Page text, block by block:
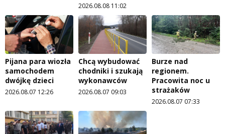
2026.08.08 11:02
Pijana para wiozła
samochodem
dwójkę dzieci
2026.08.07 12:26
Chcą wybudować
chodniki i szukają
wykonawców
2026.08.07 09:03
Burze nad
regionem.
Pracowita noc u
strażaków
2026.08.07 07:33